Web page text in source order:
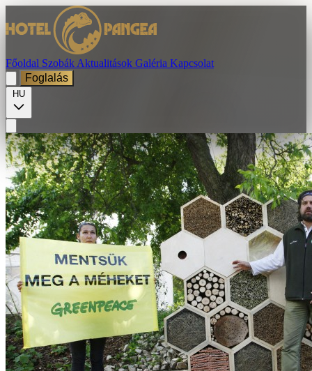
Főoldal Szobák Aktualitások Galéria Kapcsolat
Foglalás
HU